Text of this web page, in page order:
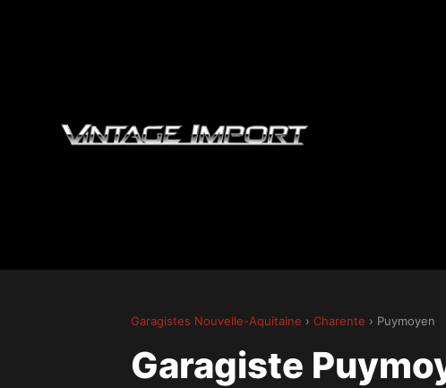
Garagistes Nouvelle-Aquitaine › Charente › Puymoyen
Garagiste